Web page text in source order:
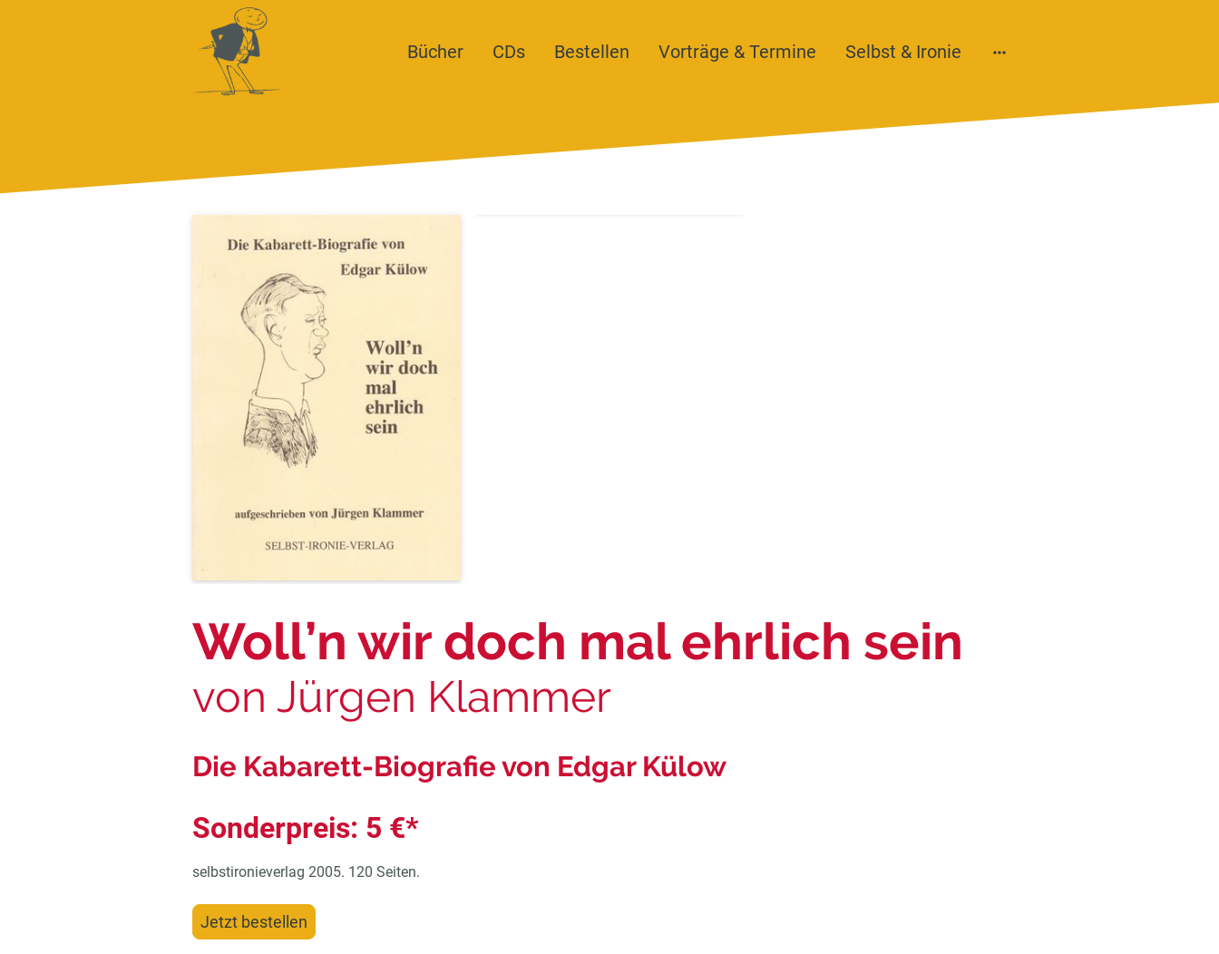
Bücher CDs Bestellen Vorträge & Termine Selbst & Ironie
Woll’n wir doch mal ehrlich sein
von Jürgen Klammer
Die Kabarett-Biografie von Edgar Külow
Sonderpreis: 5 €*
selbstironieverlag 2005. 120 Seiten.
Jetzt bestellen